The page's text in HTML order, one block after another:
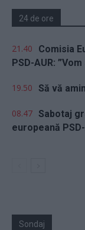
24 de ore
21.40
Comisia
PSD-AUR:
19.50 Să vă
08.47 Sabotaj
europeană
Sondaj